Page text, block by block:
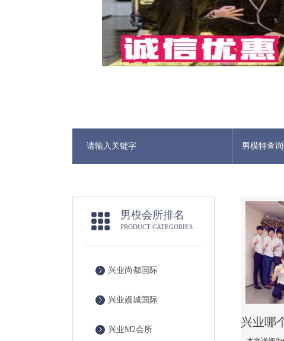
男模特查询
男模会所排名
PRODUCT CATEGORIES
兴业尚都国际
兴业嫚城国际
兴业M2会所